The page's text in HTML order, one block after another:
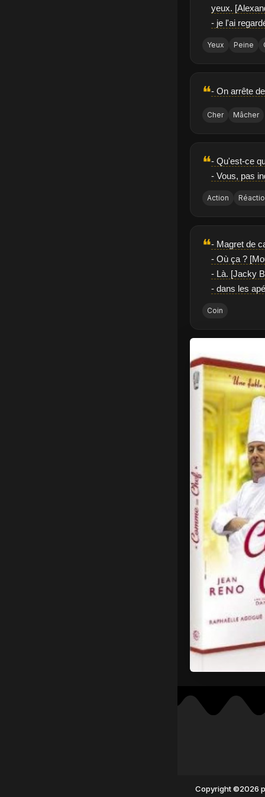
yeux.
- je l'ai
Yeux Peine
❝- On arrête
Cher Mâcher
❝- Qu'est-ce
- Vous, pas
Action
❝- Magret de
- Où ça ?
- Là. [Jacky
- dans les
Coin
Copyright ©2026